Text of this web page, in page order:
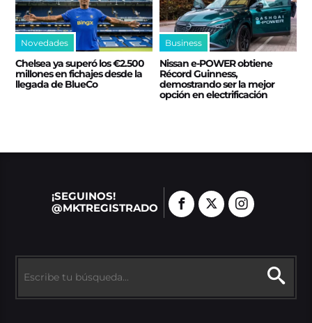
Novedades
Chelsea ya superó los €2.500
millones en fichajes desde la
llegada de BlueCo
Business
Nissan e‑POWER obtiene
Récord Guinness,
demostrando ser la mejor
opción en electrificación
¡SEGUINOS!
@MKTREGISTRADO